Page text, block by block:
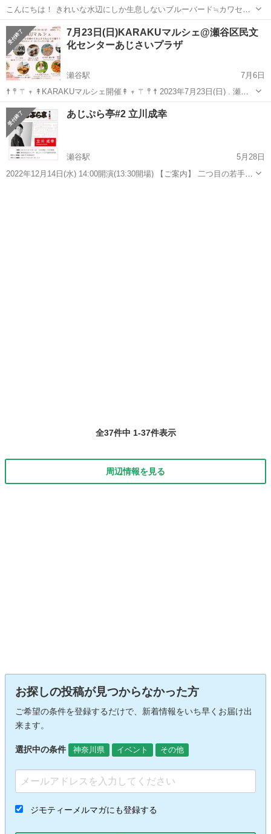
こんにちは！ きれいな水辺にしか生息しないブルーバード≒カワセミ
が住めるような、きれいな環境、美しい世界にすることに挑戦してい
る「横浜ブルーバード作戦」です🤝🌱🌈🌿 11/4(土)に2023年2回目の
「作戦」...
神奈川 横浜市 瀬谷駅
7月23日(日)KARAKUマルシェ@瀬谷区民文
化センターあじさいプラザ
瀬谷駅
7月6日
☨ 𖤣 ⚚ 𖥧 ↟KARAKUマルシェ開催↟ 𖥧 ⚚ 𖤣 ☨ 2023年7月23日(日) . 瀬谷
区民文化センターあじさいプラザにて (瀬谷駅よりすぐ) . KARAKUマ
ルシェ 〜ダンス無料体験！お子様から大人までみんな...
神奈川 横浜市 瀬谷駅 その他 マルシェ
あじぷら亭#2 立川成幸
瀬谷駅
5月28日
2022年12月14日(水) 14:00開演(13:30開場) 【ご案内】 二つ目の若手噺
全37件中 1-37件表示
周辺情報を見る
お探しの投稿が見つからなかった方
ご希望の条件を登録するだけで、新着情報をいち早くお届け出
来ます。
選択中の条件 神奈川県 イベント その他
ジモティーメルマガにも登録する